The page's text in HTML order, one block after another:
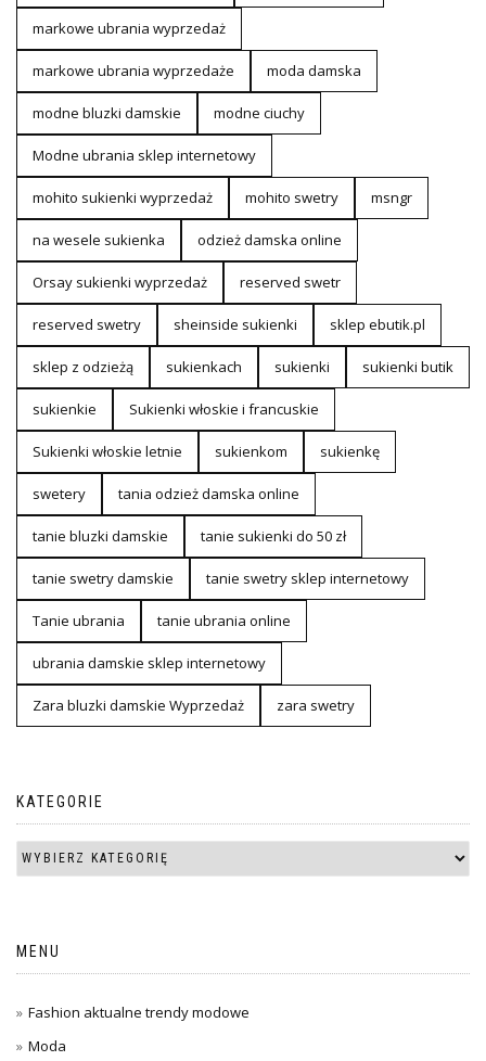
markowe ubrania wyprzedaż
markowe ubrania wyprzedaże moda damska
modne bluzki damskie modne ciuchy
Modne ubrania sklep internetowy
mohito sukienki wyprzedaż mohito swetry msngr
na wesele sukienka odzież damska online
Orsay sukienki wyprzedaż reserved swetr
reserved swetry sheinside sukienki sklep ebutik.pl
sklep z odzieżą sukienkach sukienki sukienki butik
sukienkie Sukienki włoskie i francuskie
Sukienki włoskie letnie sukienkom sukienkę
swetery tania odzież damska online
tanie bluzki damskie tanie sukienki do 50 zł
tanie swetry damskie tanie swetry sklep internetowy
Tanie ubrania tanie ubrania online
ubrania damskie sklep internetowy
Zara bluzki damskie Wyprzedaż zara swetry
KATEGORIE
MENU
Fashion aktualne trendy modowe
Moda